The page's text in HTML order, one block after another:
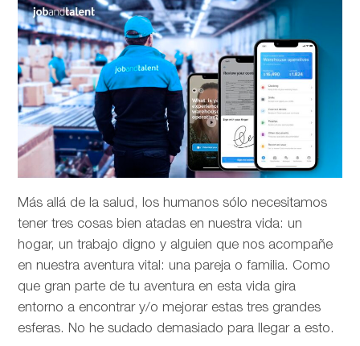
Más allá de la salud, los humanos sólo necesitamos
tener tres cosas bien atadas en nuestra vida: un
hogar, un trabajo digno y alguien que nos acompañe
en nuestra aventura vital: una pareja o familia. Como
que gran parte de tu aventura en esta vida gira
entorno a encontrar y/o mejorar estas tres grandes
esferas. No he sudado demasiado para llegar a esto.